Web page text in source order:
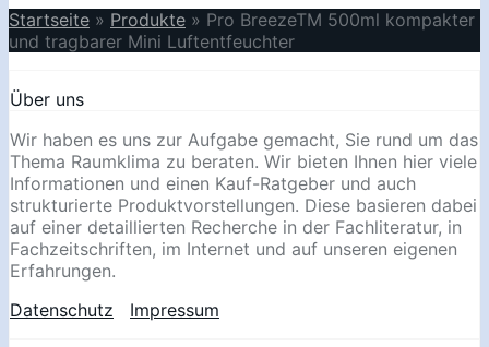
Startseite » Produkte » Pro BreezeTM 500ml kompakter
und tragbarer Mini Luftentfeuchter
Über uns
Wir haben es uns zur Aufgabe gemacht, Sie rund um das
Thema Raumklima zu beraten. Wir bieten Ihnen hier viele
Informationen und einen Kauf-Ratgeber und auch
strukturierte Produktvorstellungen. Diese basieren dabei
auf einer detaillierten Recherche in der Fachliteratur, in
Fachzeitschriften, im Internet und auf unseren eigenen
Erfahrungen.
Datenschutz
Impressum